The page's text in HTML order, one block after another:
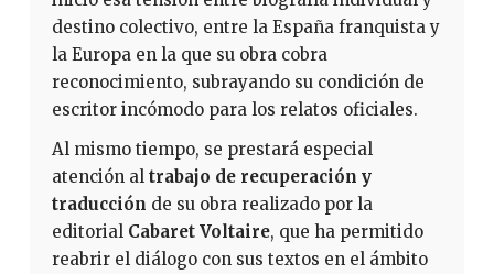
destino colectivo, entre la España franquista y
la Europa en la que su obra cobra
reconocimiento, subrayando su condición de
escritor incómodo para los relatos oficiales.
Al mismo tiempo, se prestará especial
atención al trabajo de recuperación y
traducción de su obra realizado por la
editorial Cabaret Voltaire, que ha permitido
reabrir el diálogo con sus textos en el ámbito